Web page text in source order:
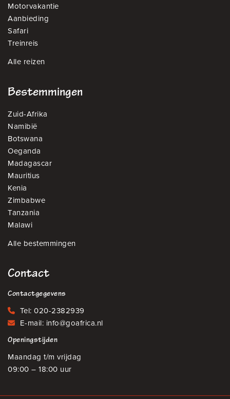
Motorvakantie
Aanbieding
Safari
Treinreis
Alle reizen
Bestemmingen
Zuid-Afrika
Namibië
Botswana
Oeganda
Madagascar
Mauritius
Kenia
Zimbabwe
Tanzania
Malawi
Alle bestemmingen
Contact
Contactgegevens
Tel: 020-2382939
E-mail: info@goafrica.nl
Openingstijden
Maandag t/m vrijdag
09:00 – 18:00 uur